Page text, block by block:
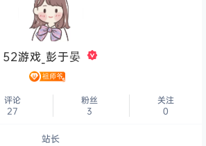
52游戏_彭于晏
评论
27
粉丝
3
关注
0
站长